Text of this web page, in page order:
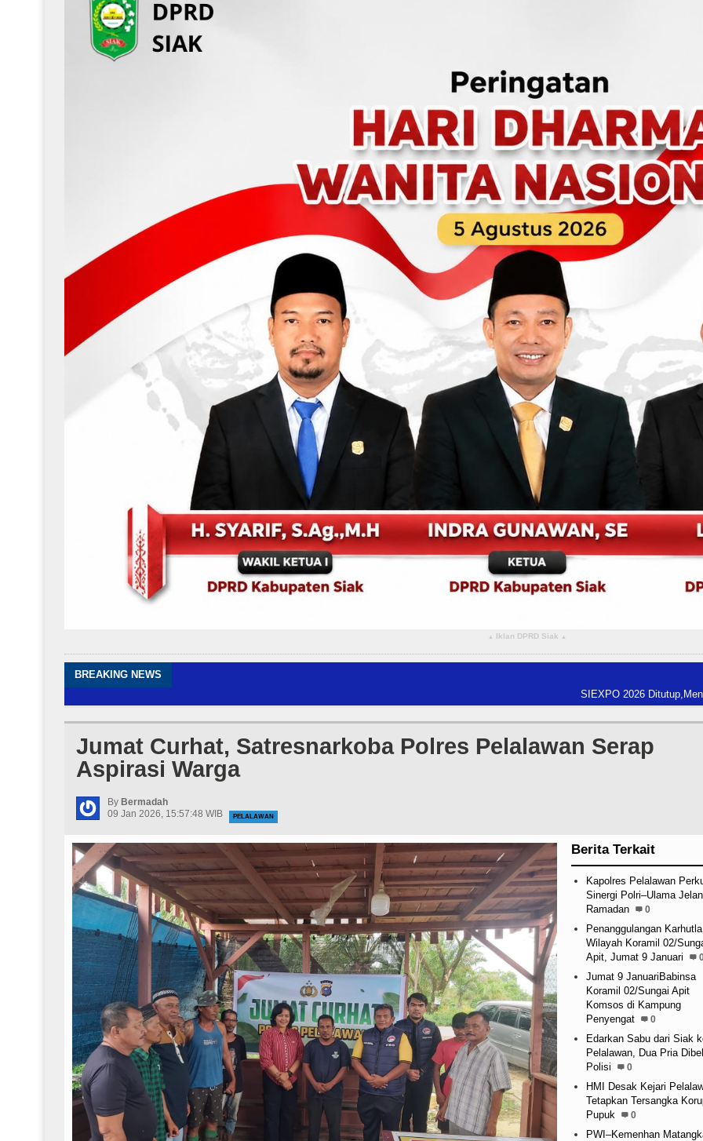
▴ Iklan DPRD Siak ▴
BREAKING NEWS
SIEXPO 2026 Ditutup,Menteri Bappenas
Jumat Curhat, Satresnarkoba Polres Pelalawan Serap
Aspirasi Warga
By Bermadah
09 Jan 2026, 15:57:48 WIB
PELALAWAN
Berita Terkait
Kapolres Pelalawan
Sinergi Polri–Ulama
Ramadan
0
Penanggulangan
Wilayah Koramil 02/
Apit, Jumat 9 Januari
Jumat 9 JanuariBabinsa
Koramil 02/Sungai Apit
Komsos di Kampung
Penyengat
0
Edarkan Sabu dari Siak
Pelalawan, Dua Pria
Polisi
0
HMI Desak Kejari
Tetapkan Tersangka
Pupuk
0
PWI–Kemenhan